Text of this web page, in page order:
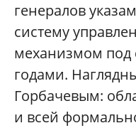
генералов
систему
механизмом под
годами.
Горбачевым:
и всей